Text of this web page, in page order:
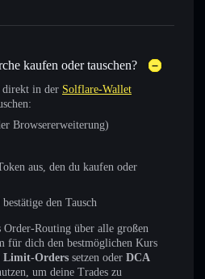
kaufen oder tauschen?
direkt in der Solflare-Wallet
Browsererweiterung)
aus, den du kaufen oder
den Tausch
Routing über alle großen
für dich den bestmöglichen Kurs
Limit-Orders setzen oder DCA
um deine Trades zu